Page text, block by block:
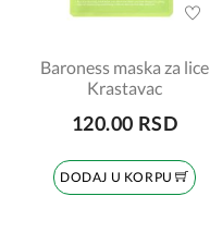
Baroness maska za lice
Krastavac
120.00 RSD
DODAJ U KORPU